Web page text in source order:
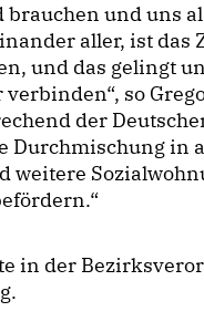
und uns
aller, ist
und das gelingt
so
der
Durchmischung in
weitere
in der